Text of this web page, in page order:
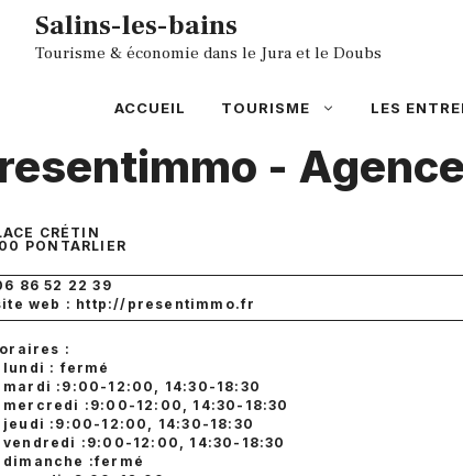
AllerSalins-les-bains
Tourisme & économie dans le Jura et le Doubs
ACCUEIL TOURISME LES
-
CRÉTIN
PONTARLIER
86 52 22 39
web : http://presentimmo.fr
:
lundi : fermé
mardi :9:00-12:00, 14:30-18:30
mercredi :9:00-12:00, 14:30-18:30
jeudi :9:00-12:00, 14:30-18:30
vendredi :9:00-12:00, 14:30-18:30
dimanche :fermé